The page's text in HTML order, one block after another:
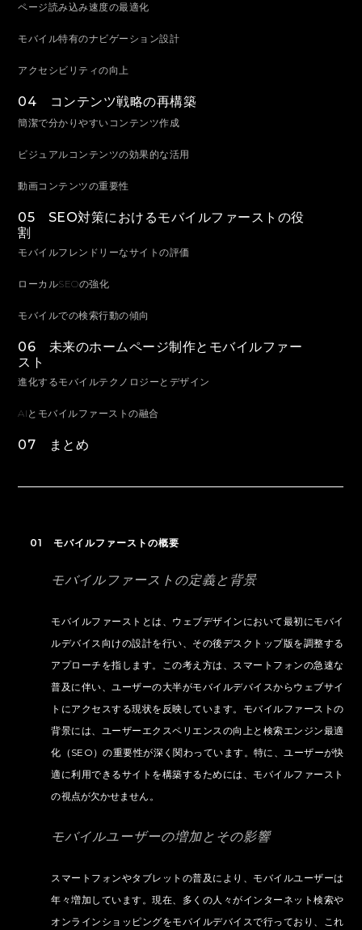
ページ読み込み速度の最適化
モバイル特有のナビゲーション設計
アクセシビリティの向上
04 コンテンツ戦略の再構築
簡潔で分かりやすいコンテンツ作成
ビジュアルコンテンツの効果的な活用
動画コンテンツの重要性
05 SEO対策におけるモバイルファーストの役
割
モバイルフレンドリーなサイトの評価
ローカルSEOの強化
モバイルでの検索行動の傾向
06 未来のホームページ制作とモバイルファー
スト
進化するモバイルテクノロジーとデザイン
AIとモバイルファーストの融合
07 まとめ
01 モバイルファーストの概要
モバイルファーストの定義と背景
モバイルファーストとは、ウェブデザインにおいて最初にモバイ
ルデバイス向けの設計を行い、その後デスクトップ版を調整する
アプローチを指します。この考え方は、スマートフォンの急速な
普及に伴い、ユーザーの大半がモバイルデバイスからウェブサイ
トにアクセスする現状を反映しています。モバイルファーストの
背景には、ユーザーエクスペリエンスの向上と検索エンジン最適
化（SEO）の重要性が深く関わっています。特に、ユーザーが快
適に利用できるサイトを構築するためには、モバイルファースト
の視点が欠かせません。
モバイルユーザーの増加とその影響
スマートフォンやタブレットの普及により、モバイルユーザーは
年々増加しています。現在、多くの人々がインターネット検索や
オンラインショッピングをモバイルデバイスで行っており、これ